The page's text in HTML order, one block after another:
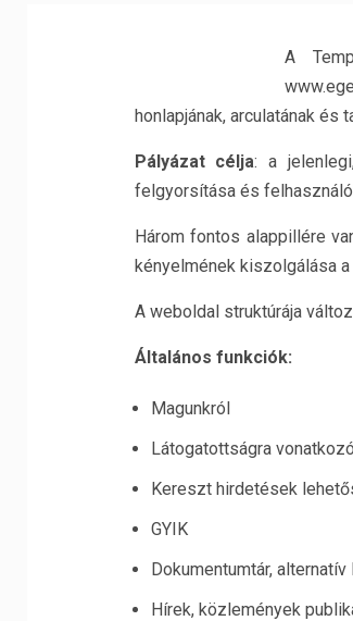
A
honlapjának, arculatának és
Pályázat célja: a
felgyorsítása és
Három fontos alappillére
kényelmének kiszolgálása a
A weboldal struktúrája
Általános funkciók:
Magunkról
Látogatottságra
Kereszt hirdetések
GYIK
Dokumentumtár,
Hírek, közlemények